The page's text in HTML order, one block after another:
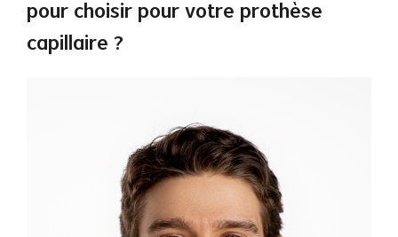
pour choisir pour votre prothèse
capillaire ?